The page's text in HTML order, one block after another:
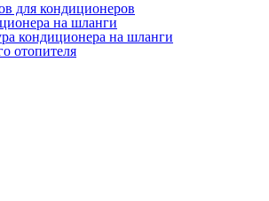
для кондиционеров
на шланги
кондиционера на шланги
отопителя